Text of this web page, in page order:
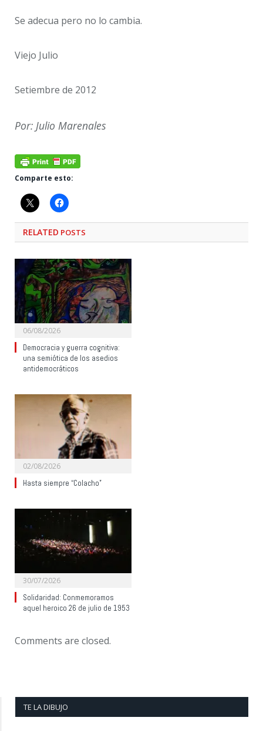
Se adecua pero no lo cambia.
Viejo Julio
Setiembre de 2012
Por: Julio Marenales
Comparte esto:
RELATED POSTS
06/08/2026
Democracia y guerra cognitiva:
una semiótica de los asedios
antidemocráticos
02/08/2026
Hasta siempre “Colacho”
30/07/2026
Solidaridad: Conmemoramos
aquel heroico 26 de julio de 1953
Comments are closed.
TE LA DIBUJO